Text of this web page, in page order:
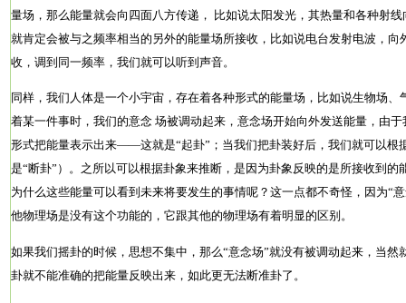
量场，那么能量就会向四面八方传递， 比如说太阳发光，其热量和各种射
就肯定会被与之频率相当的另外的能量场所接收，比如说电台发射电波，向
收，调到同一频率，我们就可以听到声音。
同样，我们人体是一个小宇宙，存在着各种形式的能量场，比如说生物场
着某一件事时，我们的意念 场被调动起来，意念场开始向外发送能量，由
形式把能量表示出来——这就是“起卦”；当我们把卦装好后，我们就可以根
是“断卦”）。之所以可以根据卦象来推断，是因为卦象反映的是所接收到的
为什么这些能量可以看到未来将要发生的事情呢？这一点都不奇怪，因为“
他物理场是没有这个功能的，它跟其他的物理场有着明显的区别。
如果我们摇卦的时候，思想不集中，那么“意念场”就没有被调动起来，当然
卦就不能准确的把能量反映出来，如此更无法断准卦了。